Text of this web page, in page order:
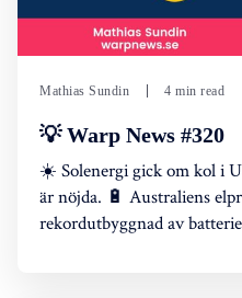
Mathias Sundin 4 min read
💡 Warp News #320
☀️ Solenergi gick om kol i
är nöjda. 🔋 Australiens
rekordutbyggnad av